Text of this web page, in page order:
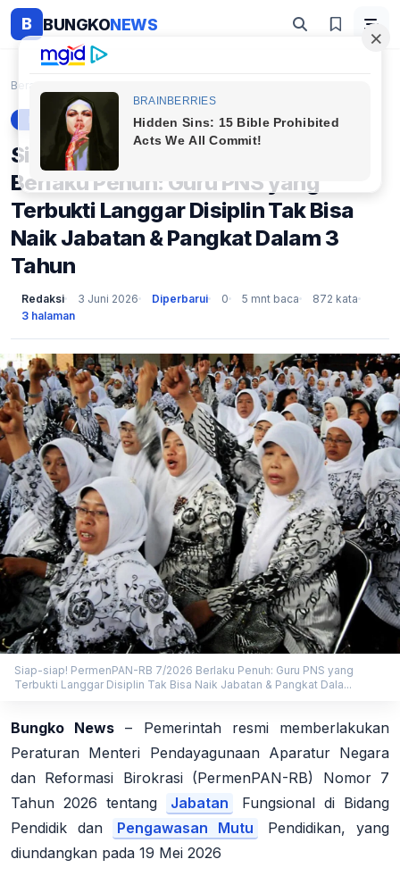
B BUNGKONEWS
Beranda
BERITA
Siap-siap! PermenPAN-RB 7/2026
Berlaku Penuh: Guru PNS yang
Terbukti Langgar Disiplin Tak Bisa
Naik Jabatan & Pangkat Dalam 3
Tahun
Redaksi 3 Juni 2026 Diperbarui 0 5 mnt baca
872 kata
3 halaman
Siap-siap! PermenPAN-RB 7/2026 Berlaku Penuh: Guru PNS yang
Terbukti Langgar Disiplin Tak Bisa Naik Jabatan & Pangkat Dala...
Bungko News – Pemerintah resmi memberlakukan
Peraturan Menteri Pendayagunaan Aparatur Negara
dan Reformasi Birokrasi (PermenPAN-RB) Nomor 7
Tahun 2026 tentang
Jabatan
Fungsional di Bidang
Pendidik dan
Pengawasan Mutu
Pendidikan, yang
diundangkan pada 19 Mei 2026